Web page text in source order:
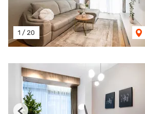
1 / 20